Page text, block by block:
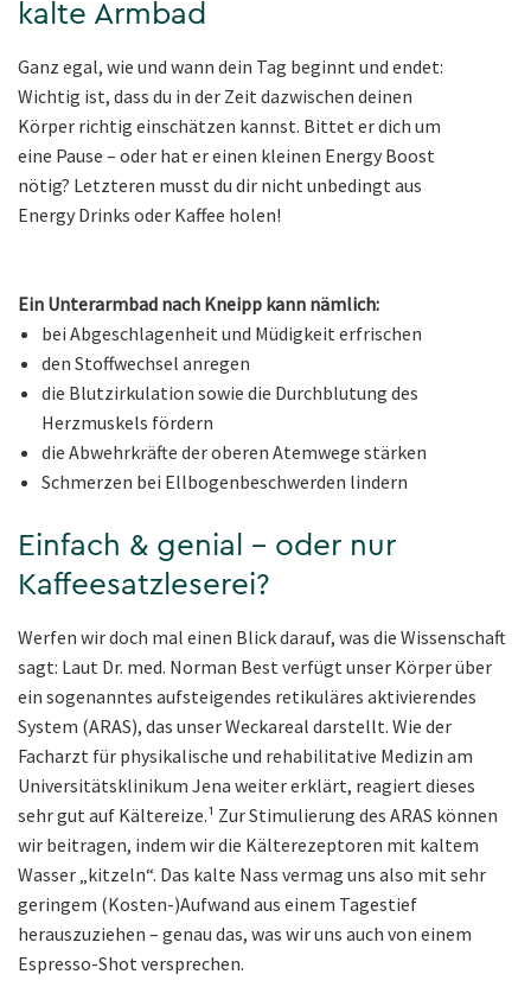
kalte Armbad
Ganz egal, wie und wann dein Tag beginnt und endet:
Wichtig ist, dass du in der Zeit dazwischen deinen
Körper richtig einschätzen kannst. Bittet er dich um
eine Pause – oder hat er einen kleinen Energy Boost
nötig? Letzteren musst du dir nicht unbedingt aus
Energy Drinks oder Kaffee holen!
Ein Unterarmbad nach Kneipp kann nämlich:
bei Abgeschlagenheit und Müdigkeit erfrischen
den Stoffwechsel anregen
die Blutzirkulation sowie die Durchblutung des
Herzmuskels fördern
die Abwehrkräfte der oberen Atemwege stärken
Schmerzen bei Ellbogenbeschwerden lindern
Einfach & genial – oder nur
Kaffeesatzleserei?
Werfen wir doch mal einen Blick darauf, was die Wissenschaft
sagt: Laut Dr. med. Norman Best verfügt unser Körper über
ein sogenanntes aufsteigendes retikuläres aktivierendes
System (ARAS), das unser Weckareal darstellt. Wie der
Facharzt für physikalische und rehabilitative Medizin am
Universitätsklinikum Jena weiter erklärt, reagiert dieses
sehr gut auf Kältereize.¹ Zur Stimulierung des ARAS können
wir beitragen, indem wir die Kälterezeptoren mit kaltem
Wasser „kitzeln“. Das kalte Nass vermag uns also mit sehr
geringem (Kosten-)Aufwand aus einem Tagestief
herauszuziehen – genau das, was wir uns auch von einem
Espresso-Shot versprechen.